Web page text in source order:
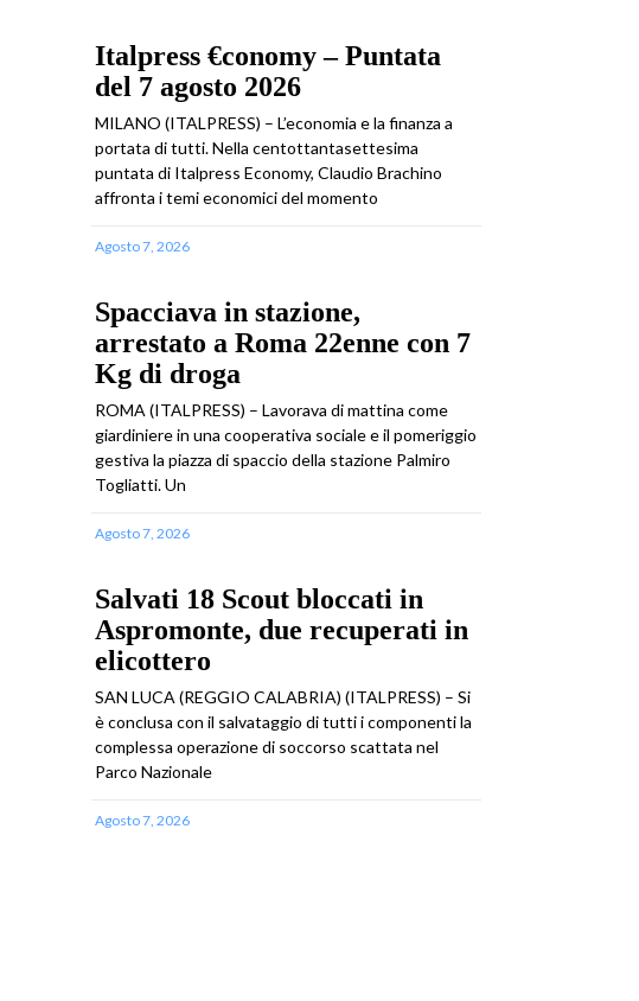
Italpress €conomy – Puntata
del 7 agosto 2026
MILANO (ITALPRESS) – L’economia e la finanza a
portata di tutti. Nella centottantasettesima
puntata di Italpress Economy, Claudio Brachino
affronta i temi economici del momento
Agosto 7, 2026
Spacciava in stazione,
arrestato a Roma 22enne con 7
Kg di droga
ROMA (ITALPRESS) – Lavorava di mattina come
giardiniere in una cooperativa sociale e il pomeriggio
gestiva la piazza di spaccio della stazione Palmiro
Togliatti. Un
Agosto 7, 2026
Salvati 18 Scout bloccati in
Aspromonte, due recuperati in
elicottero
SAN LUCA (REGGIO CALABRIA) (ITALPRESS) – Si
è conclusa con il salvataggio di tutti i componenti la
complessa operazione di soccorso scattata nel
Parco Nazionale
Agosto 7, 2026